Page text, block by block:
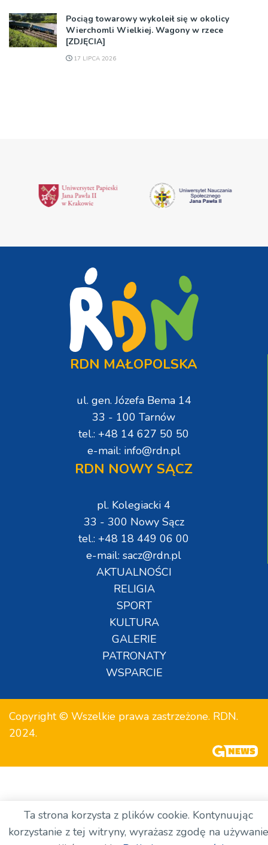
Pociąg towarowy wykoleił się w okolicy
Wierchomli Wielkiej. Wagony w rzece
[ZDJĘCIA]
17 LIPCA 2026
RDN MAŁOPOLSKA
ul. gen. Józefa Bema 14
33 - 100 Tarnów
tel.: +48 14 627 50 50
e-mail: info@rdn.pl
RDN NOWY SĄCZ
pl. Kolegiacki 4
33 - 300 Nowy Sącz
tel.: +48 18 449 06 00
e-mail: sacz@rdn.pl
AKTUALNOŚCI
RELIGIA
SPORT
KULTURA
GALERIE
PATRONATY
WSPARCIE
Copyright © Wszelkie prawa zastrzeżone. RDN.
2024.
Ta strona korzysta z plików cookie. Kontynuując
korzystanie z tej witryny, wyrażasz zgodę na używanie